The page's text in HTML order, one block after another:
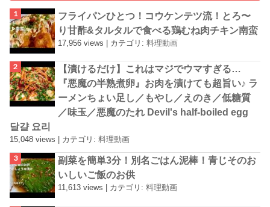
フライパンひとつ！コウケンテツ流！とろ〜
り甘酢&タルタルで食べる鶏むね肉チキン南蛮
17,956 views | カテゴリ:料理動画
【漬けるだけ】これはマジでウマすぎる…
『悪魔の半熟煮卵』お肉を漬けても超旨い♪ ラ
ーメンちょい足し／もやし／えのき／低糖質
／味玉／悪魔のたれ Devil's half-boiled egg
달걀 요리
15,048 views カテゴリ:料理動画
副菜を簡単3分！別名ごはん泥棒！青じそのお
いしいご飯のお供
11,613 views カテゴリ:料理動画